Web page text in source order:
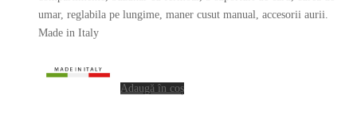
6,400.00 lei.
umar, reglabila pe lungime, maner cusut manual, accesorii aurii.
Made in Italy
Adaugă în coș